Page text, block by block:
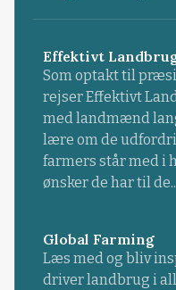
Effektivt
Som optakt til
rejser Effektivt
med landmænd
lære om de
farmers står med i
ønsker de har til
Global Farming
Læs med og bliv
driver landbrug i